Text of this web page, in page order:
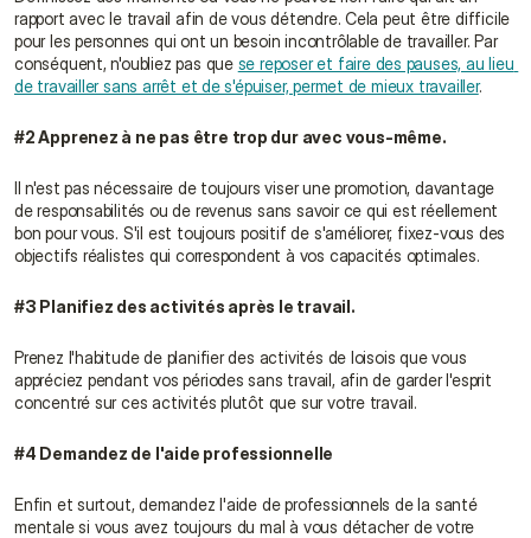
rapport avec le travail afin de vous détendre. Cela peut être difficile
pour les personnes qui ont un besoin incontrôlable de travailler. Par
conséquent, n'oubliez pas que se reposer et faire des pauses, au lieu
de travailler sans arrêt et de s'épuiser, permet de mieux travailler.
#2 Apprenez à ne pas être trop dur avec vous-même.
Il n'est pas nécessaire de toujours viser une promotion, davantage
de responsabilités ou de revenus sans savoir ce qui est réellement
bon pour vous. S'il est toujours positif de s'améliorer, fixez-vous des
objectifs réalistes qui correspondent à vos capacités optimales.
#3 Planifiez des activités après le travail.
Prenez l'habitude de planifier des activités de loisois que vous
appréciez pendant vos périodes sans travail, afin de garder l'esprit
concentré sur ces activités plutôt que sur votre travail.
#4 Demandez de l'aide professionnelle
Enfin et surtout, demandez l'aide de professionnels de la santé
mentale si vous avez toujours du mal à vous détacher de votre